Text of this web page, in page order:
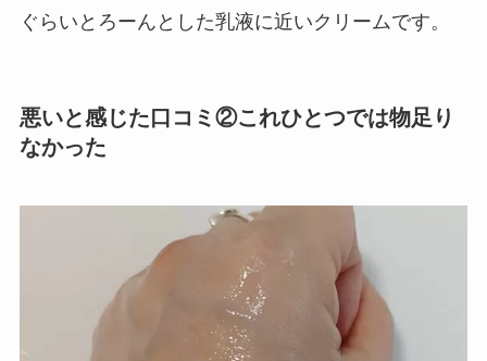
ぐらいとろーんとした乳液に近いクリームです。
悪いと感じた口コミ②これひとつでは物足り
なかった